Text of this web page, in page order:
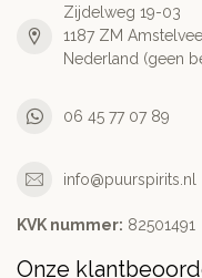
Zijdelweg 19-03
1187 ZM
Nederland (geen
06 45 77 07 89
info@puurspirits.nl
KVK nummer: 82501491
Onze